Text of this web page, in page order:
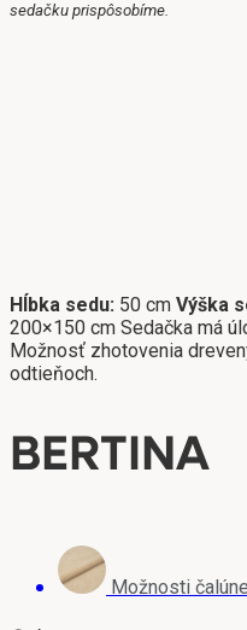
sedačku prispôsobíme.
Hĺbka sedu: 50 cm Výška
200×150 cm Sedačka má
Možnosť zhotovenia
odtieňoch.
BERTINA
Možnosti